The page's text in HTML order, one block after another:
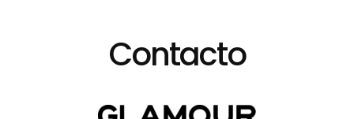
Contacto